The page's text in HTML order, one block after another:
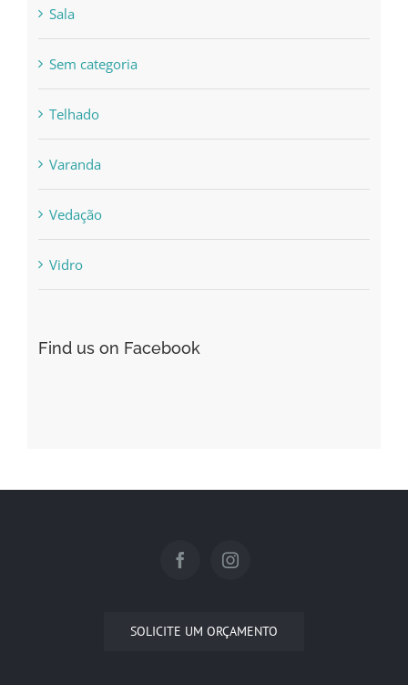
Sala
Sem categoria
Telhado
Varanda
Vedação
Vidro
Find us on Facebook
SOLICITE UM ORÇAMENTO